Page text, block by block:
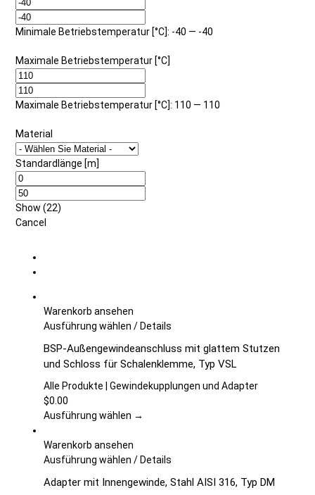
Minimale Betriebstemperatur [°C]: -40 — -40
Maximale Betriebstemperatur [°C]
Maximale Betriebstemperatur [°C]: 110 — 110
Material
Standardlänge [m]
Show(22)
Cancel
Warenkorb ansehen
Ausführung wählen Dieses
weist
mehrere
Varianten
Die
auf
Produktseite
/Details
BSP-Außengewindeanschluss mit glattem Stutzen
und Schloss für Schalenklemme, Typ VSL
Alle Produkte | Gewindekupplungen und Adapter
$0.00
Ausführung wählen →
Warenkorb ansehen
Ausführung wählen Dieses
weist
/Details
Adapter mit Innengewinde, Stahl AISI 316, Typ DM